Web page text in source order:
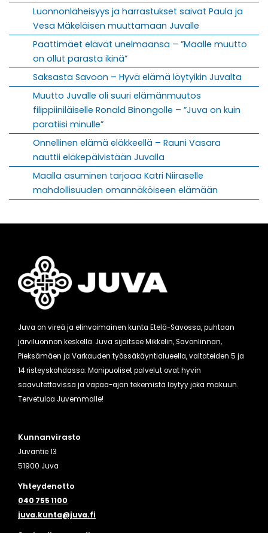
Luonnonläheisyys ja harrastukset saivat Paula ja
Vesa Mäkeläisen muuttamaan Juvalle
Paattimäet elävät unelmaansa – ”Maalle muutto
on ollut parasta ikinä”
Saksasta Savoon – Hyvä elämä löytyikin Juvalta
Muutto Juvalle oli suuri elämänmuutos
filippiiniläiselle Ronald Binongolle – ”Juva on kuin
paratiisi minulle”
Onnellinen elämä eläkkeellä – Rauni Vasara
nauttii eläkepäivistään Juvalla
Maalla asuminen tarjoaa Katri Niiraselle
mahdollisuuden omannäköiseen elämään
Juva on vireä ja elinvoimainen kunta Etelä-Savossa, puhtaan
järviluonnon keskellä. Juva sijaitsee Mikkelin, Savonlinnan,
Pieksämäen ja Varkauden työssäkäyntialueella, valtateiden 5 ja
14 risteyskohdassa. Monipuoliset palvelut ovat hyvin
saavutettavissa ja vapaa-ajan tekemistä löytyy joka makuun.
Tervetuloa Juvemmalle!
Kunnanvirasto
Juvantie 13
51900 Juva
Yhteydenotto
040 755 1100
juva.kunta@juva.fi